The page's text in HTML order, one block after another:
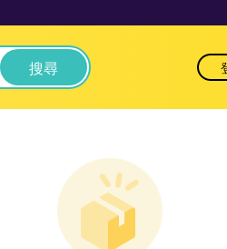
搜尋